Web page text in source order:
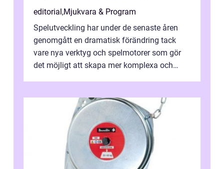
editorial,Mjukvara & Program
Spelutveckling har under de senaste åren
genomgått en dramatisk förändring tack
vare nya verktyg och spelmotorer som gör
det möjligt att skapa mer komplexa och